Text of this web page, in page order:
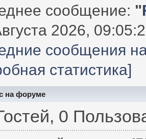
сообщение: "
2026,
сообщения
статистика]
на форуме
0